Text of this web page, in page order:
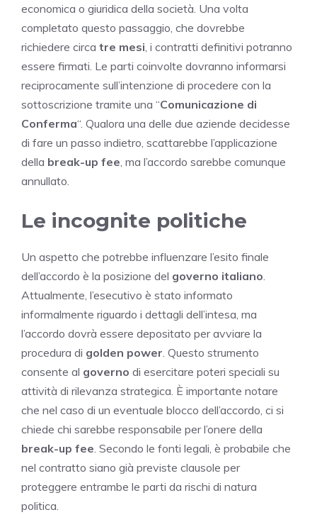
economica o giuridica della società. Una volta
completato questo passaggio, che dovrebbe
richiedere circa tre mesi , i contratti definitivi potranno
essere firmati. Le parti coinvolte dovranno informarsi
reciprocamente sull’intenzione di procedere con la
sottoscrizione tramite una “Comunicazione di
Conferma“. Qualora una delle due aziende decidesse
di fare un passo indietro, scattarebbe l’applicazione
della break-up fee , ma l’accordo sarebbe comunque
annullato.
Le incognite politiche
Un aspetto che potrebbe influenzare l’esito finale
dell’accordo è la posizione del governo italiano
Attualmente, l’esecutivo è stato informato
informalmente riguardo i dettagli dell’intesa, ma
l’accordo dovrà essere depositato per avviare la
procedura di golden power . Questo strumento
consente al governo di esercitare poteri speciali su
attività di rilevanza strategica. È importante notare
che nel caso di un eventuale blocco dell’accordo, ci si
chiede chi sarebbe responsabile per l’onere della
break-up fee . Secondo le fonti legali, è probabile che
nel contratto siano già previste clausole per
proteggere entrambe le parti da rischi di natura
politica.